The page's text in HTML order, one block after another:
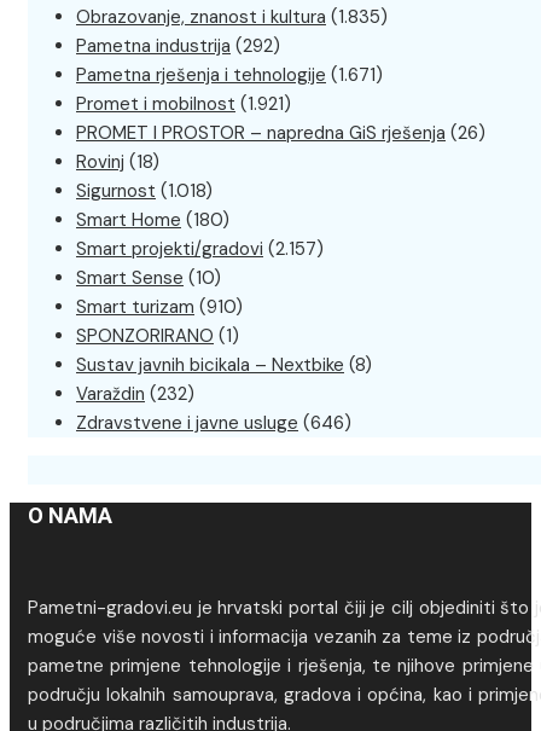
Obrazovanje, znanost i kultura (1.835)
Pametna industrija (292)
Pametna rješenja i tehnologije (1.671)
Promet i mobilnost (1.921)
PROMET I PROSTOR – napredna GiS rješenja (26)
Rovinj (18)
Sigurnost (1.018)
Smart Home (180)
Smart projekti/gradovi (2.157)
Smart Sense (10)
Smart turizam (910)
SPONZORIRANO (1)
Sustav javnih bicikala – Nextbike (8)
Varaždin (232)
Zdravstvene i javne usluge (646)
O NAMA
Pametni-gradovi.eu je hrvatski portal čiji je cilj objediniti što
moguće više novosti i informacija vezanih za teme iz
pametne primjene tehnologije i rješenja, te njihove primjene
području lokalnih samouprava, gradova i općina, kao i
u područjima različitih industrija.